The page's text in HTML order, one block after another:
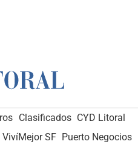
Clasificados CYD Litoral
VivíMejor SF Puerto Negocios